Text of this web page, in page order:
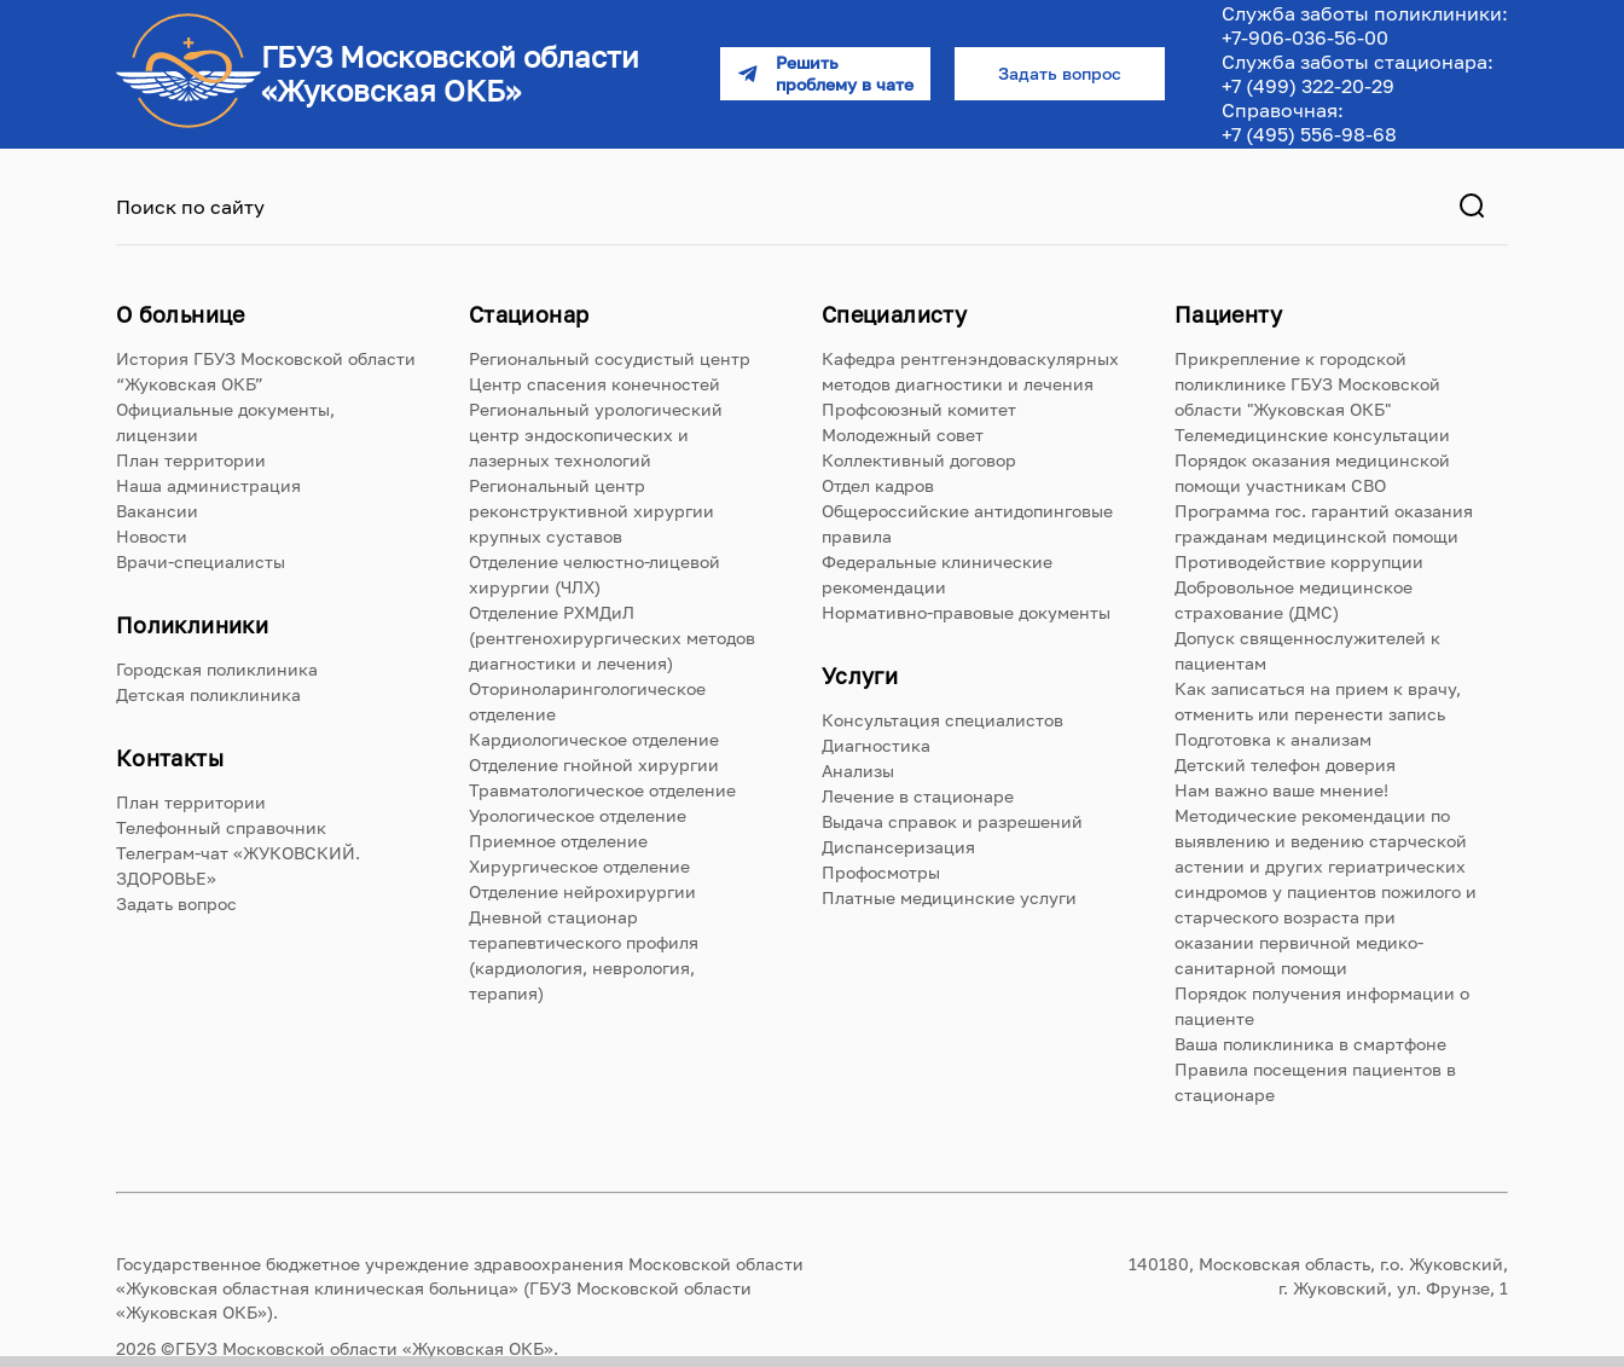
ГБУЗ Московской области
«Жуковская ОКБ»
Задать вопрос
Служба заботы поликлиники:
+7-906-036-56-00
Служба заботы стационара:
+7 (499) 322-20-29
Справочная:
+7 (495) 556-98-68
Поиск по сайту
О больнице
История ГБУЗ Московской области
“Жуковская ОКБ”
Официальные документы,
лицензии
План территории
Наша администрация
Вакансии
Новости
Врачи-специалисты
Поликлиники
Городская поликлиника
Детская поликлиника
Контакты
План территории
Телефонный справочник
Телеграм-чат «ЖУКОВСКИЙ.
ЗДОРОВЬЕ»
Задать вопрос
Стационар
Региональный сосудистый центр
Центр спасения конечностей
Региональный урологический
центр эндоскопических и
лазерных технологий
Региональный центр
реконструктивной хирургии
крупных суставов
Отделение челюстно-лицевой
хирургии (ЧЛХ)
Отделение РХМДиЛ
(рентгенохирургических методов
диагностики и лечения)
Оториноларингологическое
отделение
Кардиологическое отделение
Отделение гнойной хирургии
Травматологическое отделение
Урологическое отделение
Приемное отделение
Хирургическое отделение
Отделение нейрохирургии
Дневной стационар
терапевтического профиля
(кардиология, неврология,
терапия)
Специалисту
Кафедра рентгенэндоваскулярных
методов диагностики и лечения
Профсоюзный комитет
Молодежный совет
Коллективный договор
Отдел кадров
Общероссийские антидопинговые
правила
Федеральные клинические
рекомендации
Нормативно-правовые документы
Услуги
Консультация специалистов
Диагностика
Анализы
Лечение в стационаре
Выдача справок и разрешений
Диспансеризация
Профосмотры
Платные медицинские услуги
Пациенту
Прикрепление к городской
поликлинике ГБУЗ Московской
области "Жуковская ОКБ"
Телемедицинские консультации
Порядок оказания медицинской
помощи участникам СВО
Программа гос. гарантий оказания
гражданам медицинской помощи
Противодействие коррупции
Добровольное медицинское
страхование (ДМС)
Допуск священнослужителей к
пациентам
Как записаться на прием к врачу,
отменить или перенести запись
Подготовка к анализам
Детский телефон доверия
Нам важно ваше мнение!
Методические рекомендации по
выявлению и ведению старческой
астении и других гериатрических
синдромов у пациентов пожилого и
старческого возраста при
оказании первичной медико-
санитарной помощи
Порядок получения информации о
пациенте
Ваша поликлиника в смартфоне
Правила посещения пациентов в
стационаре
Государственное бюджетное учреждение здравоохранения Московской области
«Жуковская областная клиническая больница» (ГБУЗ Московской области
«Жуковская ОКБ»).
2026 ©ГБУЗ Московской области «Жуковская ОКБ».
140180, Московская область, г.о. Жуковский,
г. Жуковский, ул. Фрунзе, 1